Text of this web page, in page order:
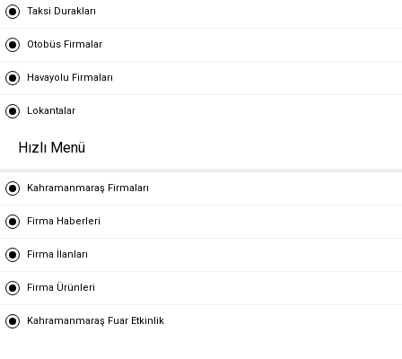
Taksi Durakları
Otobüs Firmalar
Havayolu Firmaları
Lokantalar
Hızlı Menü
Kahramanmaraş Firmaları
Firma Haberleri
Firma İlanları
Firma Ürünleri
Kahramanmaraş Fuar Etkinlik